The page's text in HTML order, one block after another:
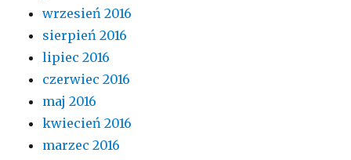
wrzesień 2016
sierpień 2016
lipiec 2016
czerwiec 2016
maj 2016
kwiecień 2016
marzec 2016